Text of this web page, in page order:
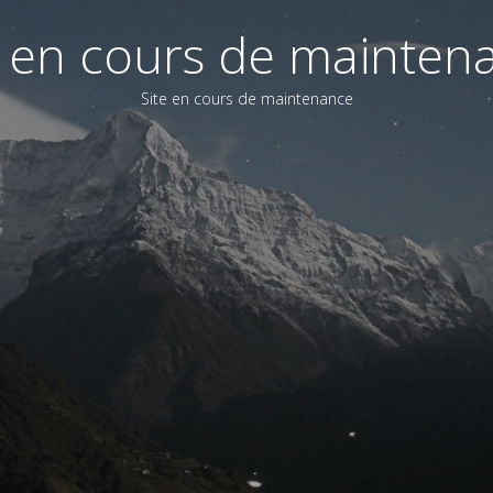
cours de
Site en cours de maintenance